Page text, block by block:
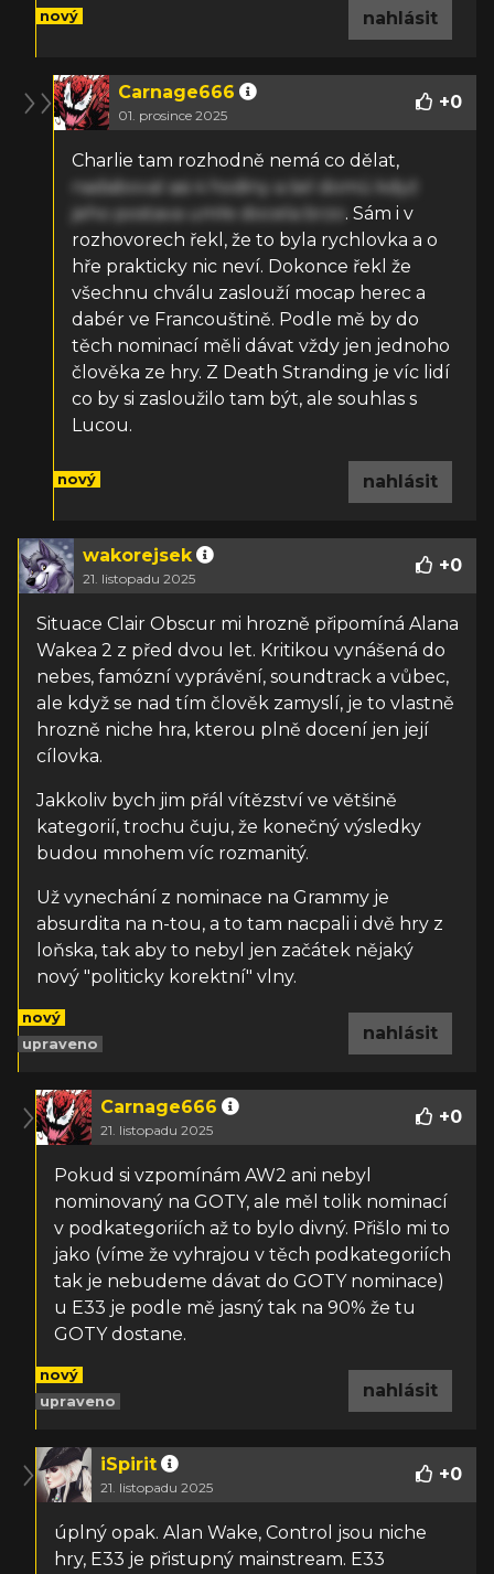
nový nahlásit
Carnage666
01. prosince 2025
+0
Charlie tam rozhodně nemá co dělat,
nadaboval asi 4 hodiny a šel domů když
jeho postava umře docela brzo . Sám i v
rozhovorech řekl, že to byla rychlovka a o
hře prakticky nic neví. Dokonce řekl že
všechnu chválu zaslouží mocap herec a
dabér ve Francouštině. Podle mě by do
těch nominací měli dávat vždy jen jednoho
člověka ze hry. Z Death Stranding je víc lidí
co by si zasloužilo tam být, ale souhlas s
Lucou.
nový nahlásit
wakorejsek
21. listopadu 2025
+0
Situace Clair Obscur mi hrozně připomíná Alana
Wakea 2 z před dvou let. Kritikou vynášená do
nebes, famózní vyprávění, soundtrack a vůbec,
ale když se nad tím člověk zamyslí, je to vlastně
hrozně niche hra, kterou plně docení jen její
cílovka.
Jakkoliv bych jim přál vítězství ve většině
kategorií, trochu čuju, že konečný výsledky
budou mnohem víc rozmanitý.
Už vynechání z nominace na Grammy je
absurdita na n-tou, a to tam nacpali i dvě hry z
loňska, tak aby to nebyl jen začátek nějaký
nový "politicky korektní" vlny.
nový
upraveno
nahlásit
Carnage666
21. listopadu 2025
+0
Pokud si vzpomínám AW2 ani nebyl
nominovaný na GOTY, ale měl tolik nominací
v podkategoriích až to bylo divný. Přišlo mi to
jako (víme že vyhrajou v těch podkategoriích
tak je nebudeme dávat do GOTY nominace)
u E33 je podle mě jasný tak na 90% že tu
GOTY dostane.
nový
upraveno
nahlásit
iSpirit
21. listopadu 2025
+0
úplný opak. Alan Wake, Control jsou niche
hry, E33 je přistupný mainstream. E33